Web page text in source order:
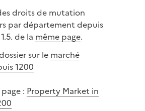
droits de mutation
par département depuis
de la même page.
sur le marché
1200
: Property Market in